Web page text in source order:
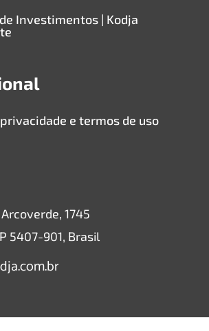
Investimentos | Kodja
e termos de uso
1745
5407-901, Brasil